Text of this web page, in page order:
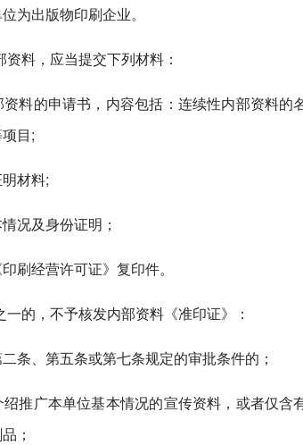
为出版物印刷企业。
料，应当提交下列材料：
资料的申请书，内容包括：连续性内部资料
目;
材料;
况及身份证明；
刷经营许可证》复印件。
的，不予核发内部资料《准印证》：
条、第五条或第七条规定的审批条件的；
绍推广本单位基本情况的宣传资料，或者仅
；